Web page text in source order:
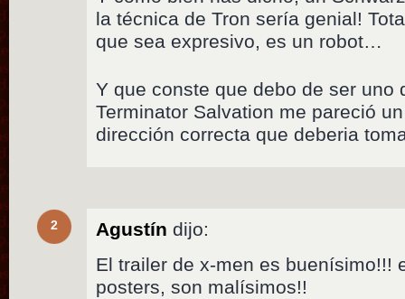
la técnica de Tron sería genial!
que sea expresivo, es un robot…
Y que conste que debo de ser uno
Terminator Salvation me pareció
dirección correcta que deberia
2 Agustín dijo:
El trailer de x-men es buenísimo!!!
posters, son malísimos!!